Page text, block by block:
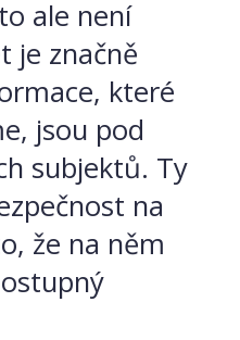
ale není
je značně
které
jsou pod
subjektů. Ty
na
že na něm